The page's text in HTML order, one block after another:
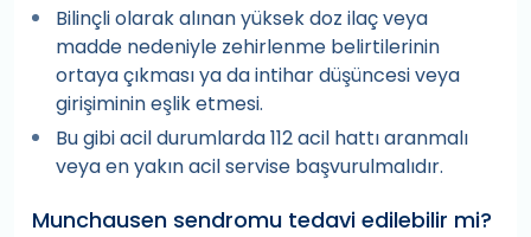
Bilinçli olarak alınan yüksek doz ilaç veya
madde nedeniyle zehirlenme belirtilerinin
ortaya çıkması ya da intihar düşüncesi veya
girişiminin eşlik etmesi.
Bu gibi acil durumlarda 112 acil hattı aranmalı
veya en yakın acil servise başvurulmalıdır.
Munchausen sendromu tedavi edilebilir mi?